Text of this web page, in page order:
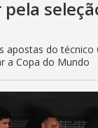
apostas do técnico
a Copa do Mundo